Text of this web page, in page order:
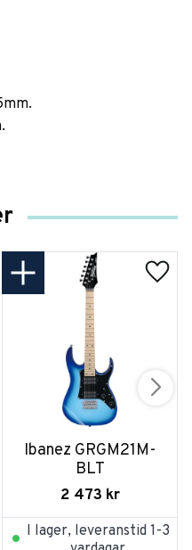
Ibanez GRGM21M-
BLT
2 473 kr
I lager, leveranstid 1-3